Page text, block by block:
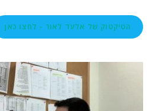
הטיקטוק של אלעד לאור - לחצו כאן